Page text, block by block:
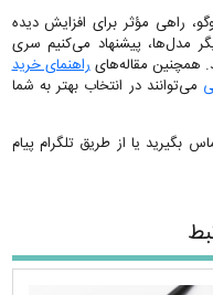
راهی مؤثر برای افزایش دیده
مدل‌ها، پیشنهاد می‌کنیم سری
همچنین مقاله‌هایراهنمای خرید
می‌توانند در انتخاب بهتر به شما
بگیرید یا از طریق تلگرام پیام